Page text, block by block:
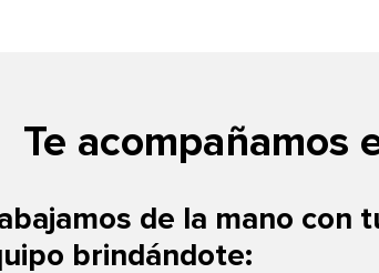
Te acompañamos
de la mano con
brindándote: